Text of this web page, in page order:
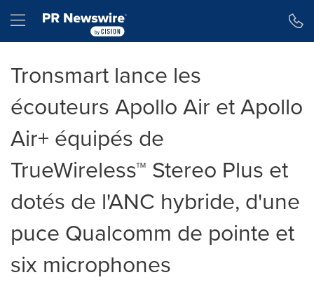
Hamburger menu
Tronsmart lance les
écouteurs Apollo Air et Apollo
Air+ équipés de
TrueWireless™ Stereo Plus et
dotés de l'ANC hybride, d'une
puce Qualcomm de pointe et
six microphones